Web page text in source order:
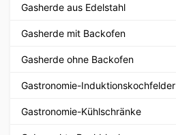
Gasherde aus Edelstahl
Gasherde mit Backofen
Gasherde ohne Backofen
Gastronomie-Induktionskochfelder
Gastronomie-Kühlschränke